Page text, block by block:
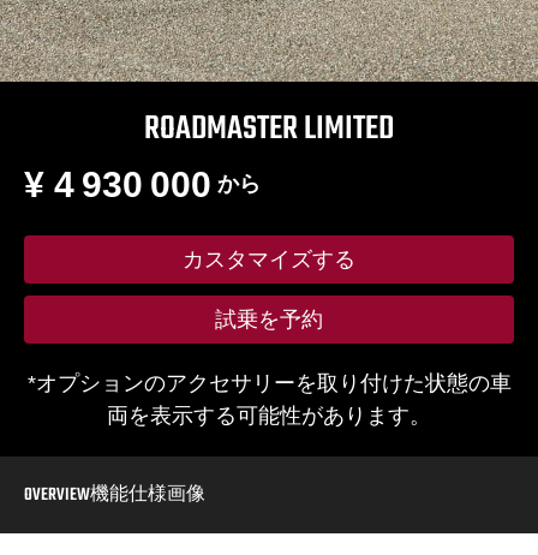
ROADMASTER LIMITED
から
¥ 4 930 000
カスタマイズする
試乗を予約
*オプションのアクセサリーを取り付けた状態の車
両を表示する可能性があります。
OVERVIEW機能仕様画像